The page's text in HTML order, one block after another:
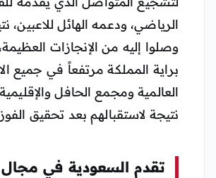
الرياضي، ودعمه الهائل للاعبين،
وصلوا إليه من الإنجازات
براية المملكة مرتفعاً في جميع
العالمية ومجمع الحافل
نتيجة لاستقبالهم بعد تحقيق
تقدم السعودية في مجال